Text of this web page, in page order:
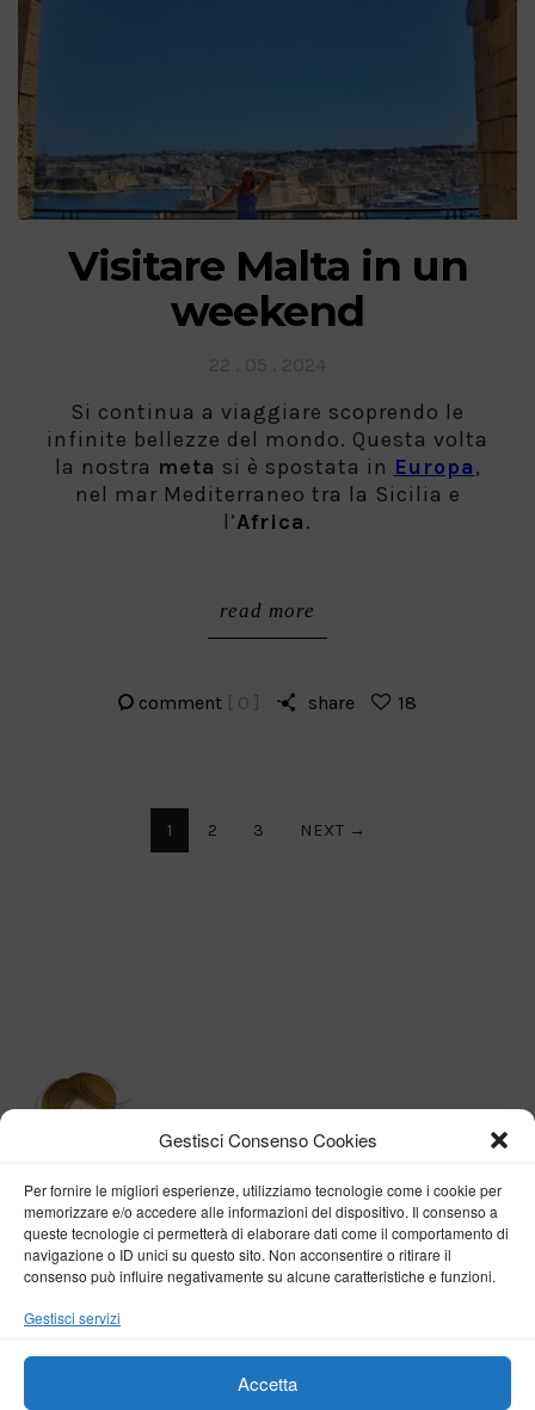
Gestisci Consenso Cookies
Per fornire le migliori esperienze, utilizziamo tecnologie come i cookie per
memorizzare e/o accedere alle informazioni del dispositivo. Il consenso a
queste tecnologie ci permetterà di elaborare dati come il comportamento di
navigazione o ID unici su questo sito. Non acconsentire o ritirare il
consenso può influire negativamente su alcune caratteristiche e funzioni.
Gestisci servizi
Accetta
Visitare Malta in un
weekend
Si continua a viaggiare scoprendo le
infinite bellezze del mondo. Questa volta
la nostra meta si è spostata in Europa,
nel mar Mediterraneo tra la Sicilia e
l’Africa.
read more
comment [ 0 ] share 18
Paginazione
1 2 3 NEXT →
BY VERONICA D'ONOFRIO